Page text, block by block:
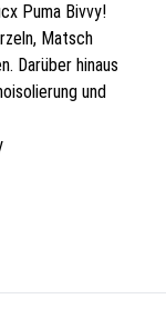
Puma Bivvy!
Matsch
Darüber hinaus
und